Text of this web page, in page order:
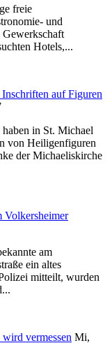
freie
und
Hotels,...
auf Figuren
in St. Michael
von Heiligenfiguren
der Michaeliskirche
Volkersheimer
am
ein altes
mitteilt, wurden
vermessen Mi,